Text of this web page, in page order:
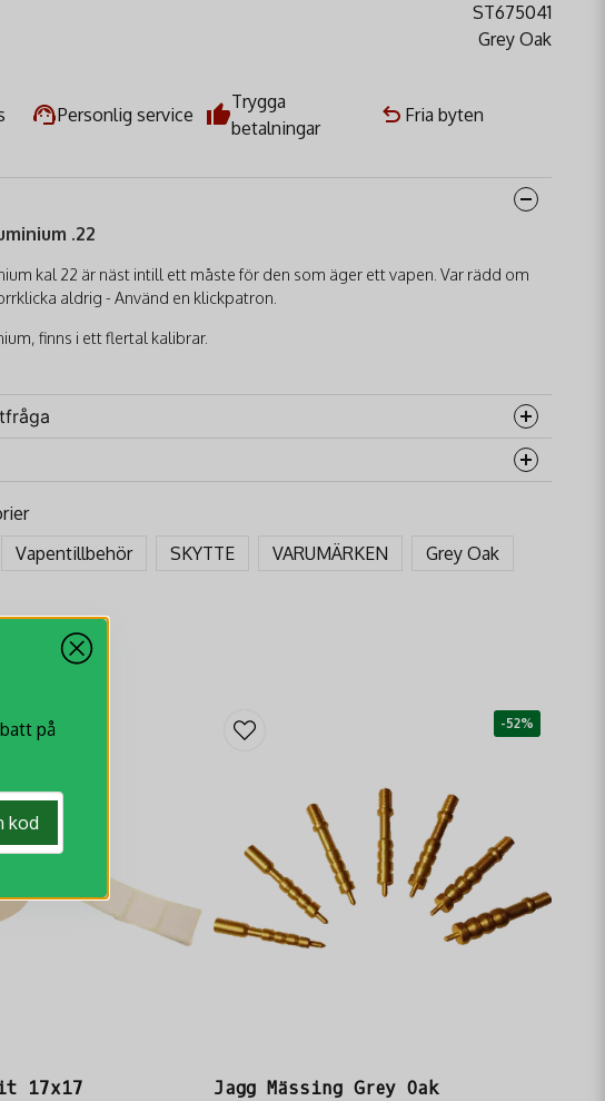
ST675041
Grey Oak
Personlig service
Trygga
betalningar
Fria byten
.22
kal 22 är näst intill ett måste för den som äger ett vapen. Var rädd om
aldrig - Använd en klickpatron.
finns i ett flertal kalibrar.
om denna produkten...
min fråga
Skicka fråga
Vapentillbehör SKYTTE VARUMÄRKEN Grey Oak
17x17 Jagg Mässing Grey Oak
-52%
på
kod